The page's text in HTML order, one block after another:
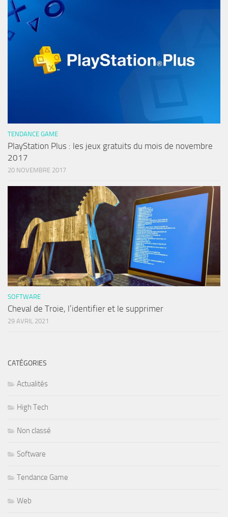
TENDANCE GAME
PlayStation Plus : les jeux gratuits du mois de novembre
2017
20 NOVEMBRE 2017
SOFTWARE
Cheval de Troie, l’identifier et le supprimer
29 AVRIL 2021
CATÉGORIES
Actualités
High Tech
Non classé
Software
Tendance Game
Web